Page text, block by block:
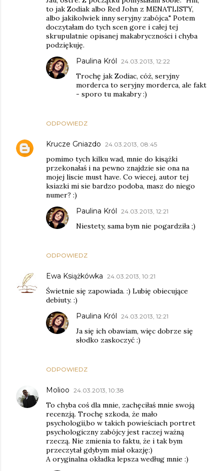
to jak Zodiak albo Red John z MENATLISTY,
albo jakikolwiek inny seryjny zabójca." Potem
doczytałam do tych scen gore i całej tej
skrupulatnie opisanej makabryczności i chyba
podziękuję.
ODPOWIEDZ
Paulina Król 24.03.2013, 12:22
Trochę jak Zodiac, cóż, seryjny
morderca to seryjny morderca, ale fakt
- sporo tu makabry :)
Krucze Gniazdo 24.03.2013, 08:45
pomimo tych kilku wad, mnie do kisążki
przekonałaś i na pewno znajdzie sie ona na
mojej liscie must have. Co wiecej, autor tej
ksiazki mi sie bardzo podoba, masz do niego
numer? :)
ODPOWIEDZ
Paulina Król 24.03.2013, 12:21
Niestety, sama bym nie pogardziła ;)
Ewa Książkówka 24.03.2013, 10:21
Świetnie się zapowiada. :) Lubię obiecujące
debiuty. :)
ODPOWIEDZ
Paulina Król 24.03.2013, 12:21
Ja się ich obawiam, więc dobrze się
słodko zaskoczyć :)
Molioo 24.03.2013, 10:38
To chyba coś dla mnie, zachęciłaś mnie swoją
recenzją. Trochę szkoda, że mało
psychologii,bo w takich powieściach portret
psychologiczny zabójcy jest raczej ważną
rzeczą. Nie zmienia to faktu, że i tak bym
przeczytał gdybym miał okazję:)
A oryginalna okładka lepsza według mnie :)